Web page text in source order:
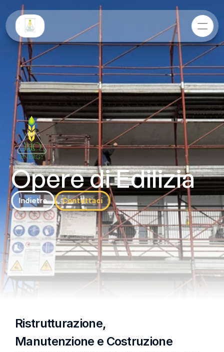
Opere di Edilizia
Indietro Contattaci
Ristrutturazione,
Manutenzione e Costruzione